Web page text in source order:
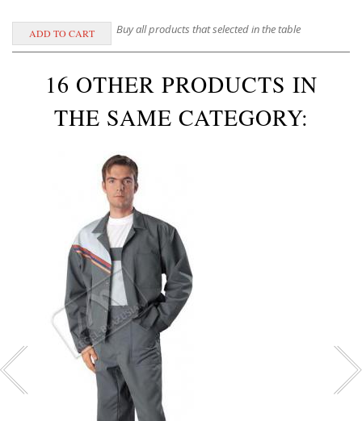
Buy all products that selected in the table
16 OTHER PRODUCTS IN
THE SAME CATEGORY: